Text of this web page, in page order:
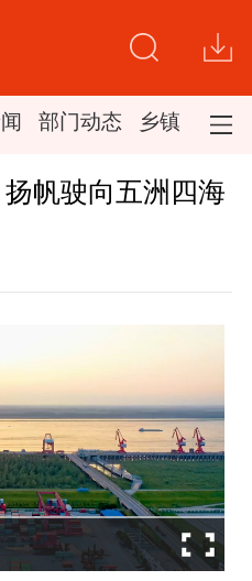
部门动态 乡镇新闻
帆驶向五洲四海